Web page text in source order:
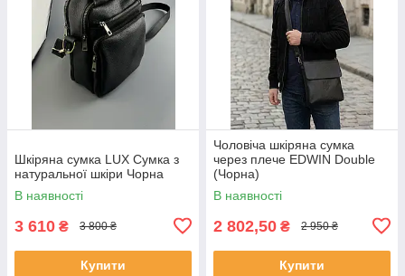
Шкіряна сумка LUX Сумка з
натуральної шкіри Чорна
В наявності
3 610 ₴ 3 800 ₴
Купити
Чоловіча шкіряна сумка
через плече EDWIN Double
(Чорна)
В наявності
2 802,50 ₴ 2 950 ₴
Купити